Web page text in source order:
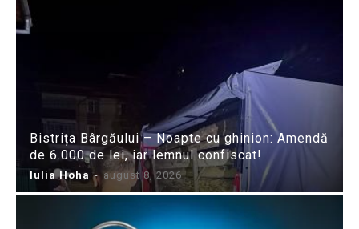
Bistrița Bârgăului – Noapte cu ghinion: Amendă
de 6.000 de lei, iar lemnul confiscat!
Iulia Hoha - august 8, 2026